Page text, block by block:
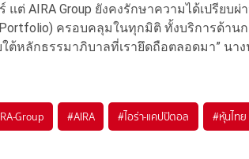
แต่ AIRA Group ยังคงรักษาความได้เปรียบ
Portfolio) ครอบคลุมในทุกมิติ ทั้งบริการด้า
ต้หลักธรรมาภิบาลที่เรายึดถือตลอดมา” นา
Group #AIRA #ไอร่า-แคปปิตอล #หุ้นไทย